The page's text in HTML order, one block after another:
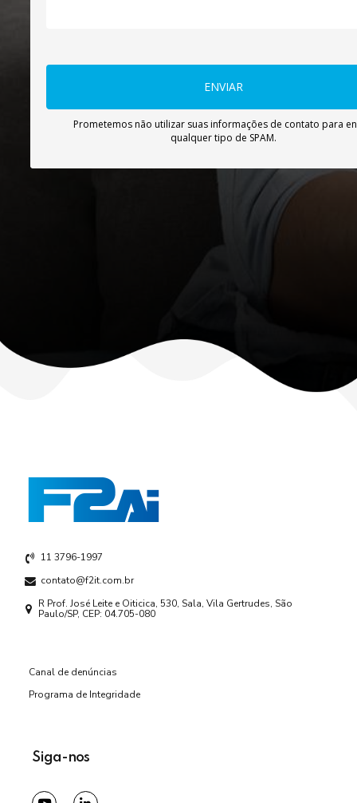
11 3796-1997
contato@f2it.com.br
R Prof. José Leite e Oiticica, 530, Sala, Vila Gertrudes, São
Paulo/SP, CEP: 04.705-080
Canal de denúncias
Programa de Integridade
Siga-nos